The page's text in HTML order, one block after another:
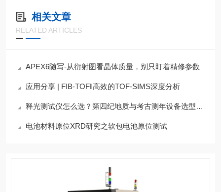
相关文章
RELATED ARTICLES
APEX6随写-从衍射图看晶体质量，别只盯着精修参数
应用分享 | FIB-TOF‖高效的TOF-SIMS深度分析
释光测试仪怎么选？第四纪地质与考古测年设备选型指南
电池材料原位XRD研究之软包电池原位测试